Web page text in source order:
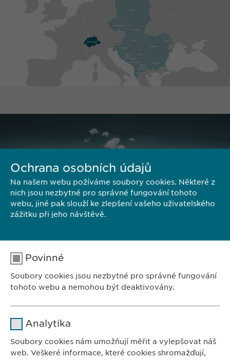
102 00 Praha 10
Česká republika
Ochrana osobních údajů
Na našem webu požíváme soubory cookies. Některé z
nich jsou nezbytné pro správné fungování tohoto
webu, jiné pak slouží ke zlepšení vašeho uživatelského
zážitku při jeho návštěvě.
Povinné
Soubory cookies jsou nezbytné pro správné fungování
tohoto webu a nemohou být deaktivovány.
Analytika
Soubory cookies nám umožňují měřit a vylepšovat náš
web. Veškeré informace, které cookies shromažďují,